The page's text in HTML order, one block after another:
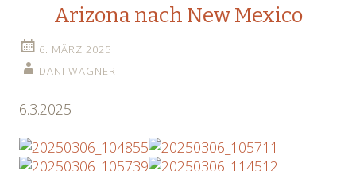
Arizona nach New Mexico
6. MÄRZ 2025
DANI WAGNER
6.3.2025